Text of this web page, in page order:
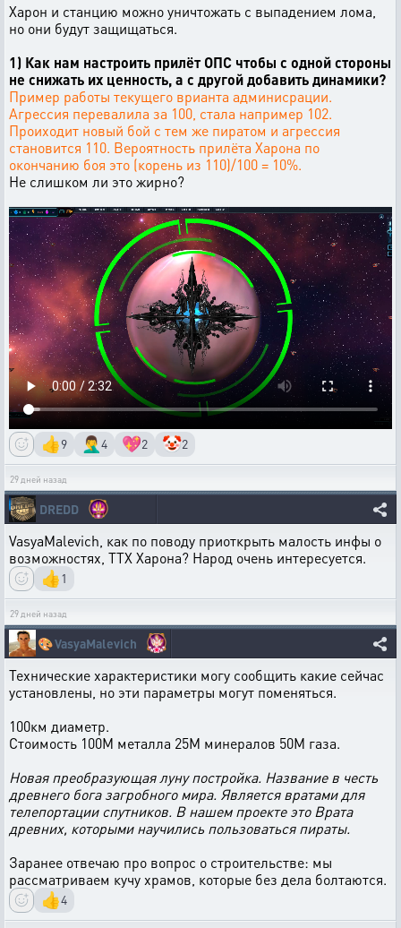
Харон и станцию можно уничтожать с выпадением лома,
но они будут защищаться.
1) Как нам настроить прилёт ОПС чтобы с одной стороны
не снижать их ценность, а с другой добавить динамики?
Пример работы текущего врианта админисрации.
Агрессия перевалила за 100, стала например 102.
Проиходит новый бой с тем же пиратом и агрессия
становится 110. Вероятность прилёта Харона по
окончанию боя это (корень из 110)/100 = 10%.
Не слишком ли это жирно?
👍9 🤦‍♂️ 4 💖2 🤡2
29 дней назад
DREDD
VasyaMalevich, как по поводу приоткрыть малость инфы о
возможностях, ТТХ Харона? Народ очень интересуется.
👍1
29 дней назад
🎨VasyaMalevich
Технические характеристики могу сообщить какие сейчас
установлены, но эти параметры могут поменяться.
100км диаметр.
Стоимость 100М металла 25М минералов 50М газа.
Новая преобразующая луну постройка. Название в честь
древнего бога загробного мира. Является вратами для
телепортации спутников. В нашем проекте это Врата
древних, которыми научились пользоваться пираты.
Заранее отвечаю про вопрос о строительстве: мы
рассматриваем кучу храмов, которые без дела болтаются.
👍4